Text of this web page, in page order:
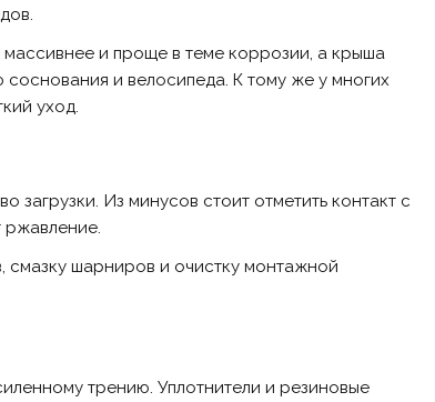
и проще в теме коррозии, а крыша
соснования и велосипеда. К тому же у многих
уход.
Из минусов стоит отметить контакт с
ржавление.
смазку шарниров и очистку монтажной
трению. Уплотнители и резиновые